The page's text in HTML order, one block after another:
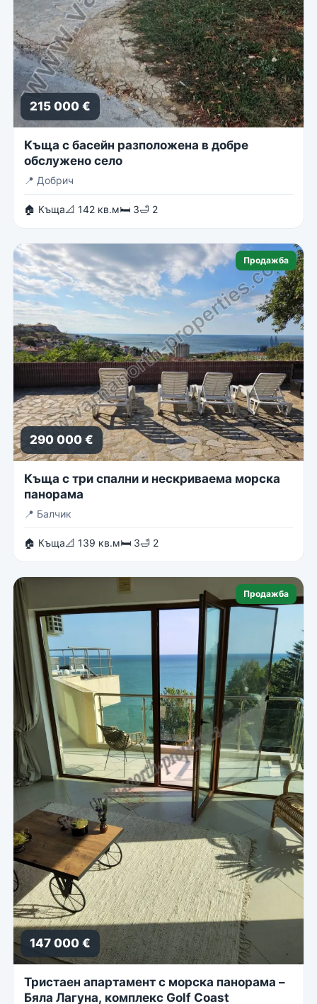
215 000 €
Къща с басейн разположена в добре
обслужено село
📍 Добрич
🏠 Къща📐 142 кв.м🛏 3🛁 2
Продажба
290 000 €
Къща с три спални и нескриваема морска
панорама
📍 Балчик
🏠 Къща📐 139 кв.м🛏 3🛁 2
Продажба
147 000 €
Тристаен апартамент с морска панорама –
Бяла Лагуна, комплекс Golf Coast